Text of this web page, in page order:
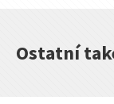
Ostatní